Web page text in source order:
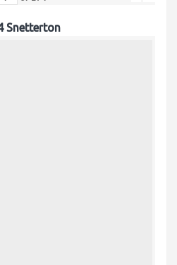
Snetterton